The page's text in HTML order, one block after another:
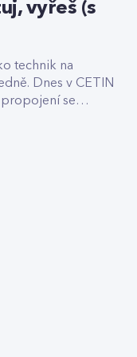
vyřeš (s
technik na
Dnes v CETIN
se
síť má na